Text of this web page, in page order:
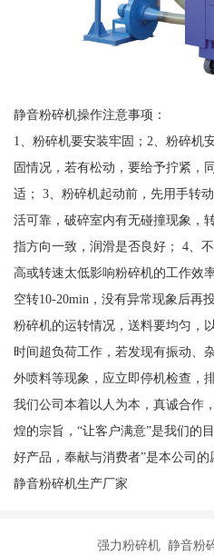
静音粉碎机操作注意事项：
1、粉碎机要安装牢固；2、粉碎机
固情况，若有松动，要给予拧紧，
适； 3、粉碎机起动前，先用手转
活可靠，破碎室内有无碰撞现象，
指方向一致，润滑是否良好； 4、
高或转速太低影响粉碎机的工作效
空转10-20min，没有异常现象后再
粉碎机的运转情况，送料要均匀，
时间超负荷工作，若发现有振动、
外喷料等现象，应立即停机检查，
我们公司本着以人为本，真诚合作
煌的宗旨，“让客户满意”是我们的
好产品，奉献与消费者”是本公司的
静音粉碎机生产厂家
强力粉碎机 静音粉